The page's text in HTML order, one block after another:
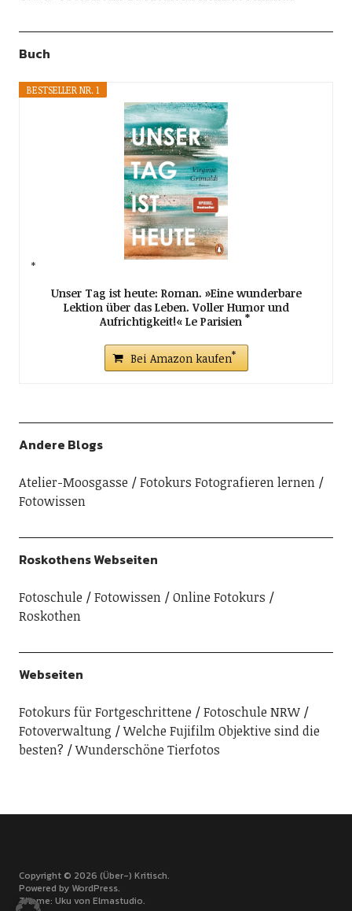
Buch
BESTSELLER NR. 1
Unser Tag ist heute: Roman. »Eine wunderbare
Lektion über das Leben. Voller Humor und
Aufrichtigkeit!« Le Parisien
Bei Amazon kaufen
Andere Blogs
Atelier-Moosgasse
Fotokurs Fotografieren lernen
Fotowissen
Roskothens Webseiten
Fotoschule Fotowissen
Online Fotokurs
Roskothen
Webseiten
Fotokurs für Fortgeschrittene
Fotoschule NRW
Fotoverwaltung
Welche Fujifilm Objektive sind die
besten?
Wunderschöne Tierfotos
Copyright © 2026 (Über-) Kritisch
Powered by WordPress
Theme: Uku von Elmastudio